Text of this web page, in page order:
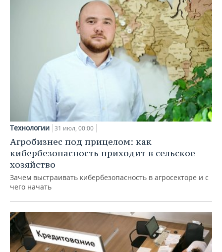
Технологии 31 июл, 00:00
Агробизнес под прицелом: как
кибербезопасность приходит в сельское
хозяйство
Зачем выстраивать кибербезопасность в агросекторе и с
чего начать